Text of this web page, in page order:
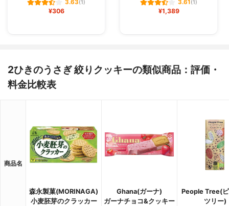
3.63(1)
¥306
3.61 (1)
¥1,389
2ひきのうさぎ 絞りクッキーの類似商品：評価・
料金比較表
商品名
森永製菓(MORINAGA)
小麦胚芽のクラッカー
Ghana(ガーナ)
ガーナチョコ&クッキー
People Tree(
ツリー)